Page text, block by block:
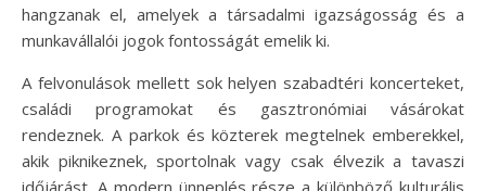
hangzanak el, amelyek a társadalmi igazságosság és a
munkavállalói jogok fontosságát emelik ki.
A felvonulások mellett sok helyen szabadtéri koncerteket,
családi programokat és gasztronómiai vásárokat
rendeznek. A parkok és közterek megtelnek emberekkel,
akik piknikeznek, sportolnak vagy csak élvezik a tavaszi
időjárást. A modern ünneplés része a különböző kulturális